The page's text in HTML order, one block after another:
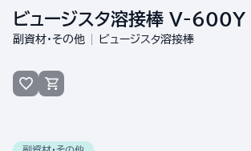
ビュージスタ溶接棒 V-600Y
副資材・その他 ビュージスタ溶接棒